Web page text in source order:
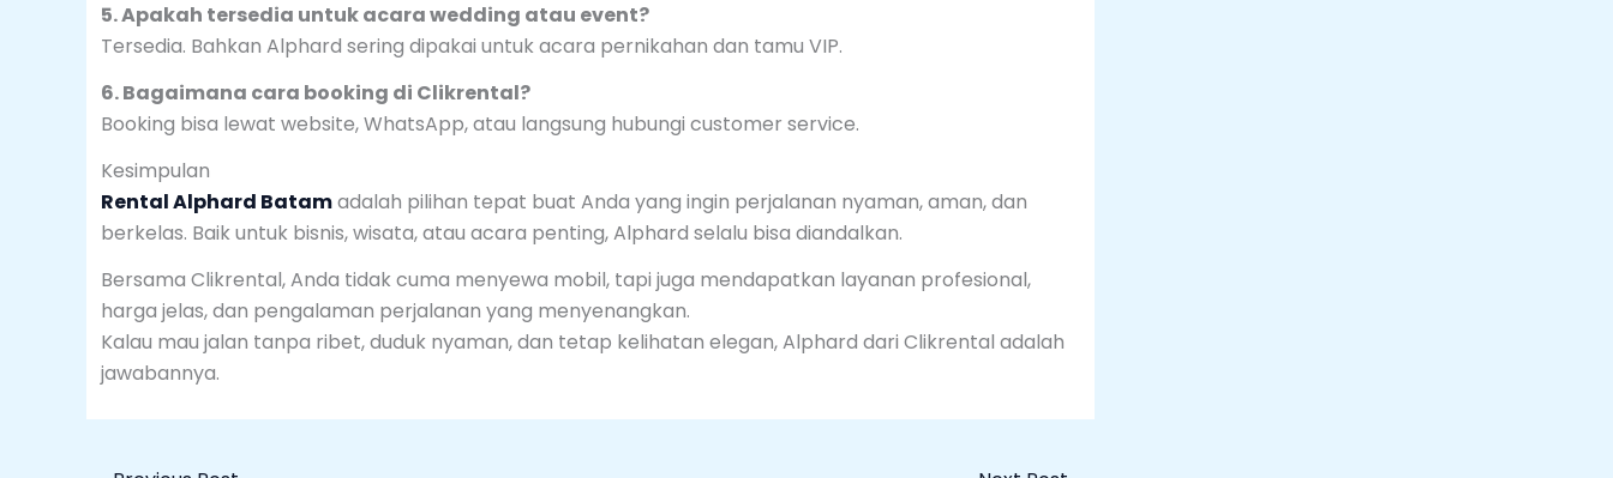
5. Apakah tersedia untuk acara wedding atau event?
Tersedia. Bahkan Alphard sering dipakai untuk acara pernikahan dan tamu VIP.
6. Bagaimana cara booking di Clikrental?
Booking bisa lewat website, WhatsApp, atau langsung hubungi customer service.
Kesimpulan
Rental Alphard Batamadalah pilihan tepat buat Anda yang ingin perjalanan nyaman, aman, dan
berkelas. Baik untuk bisnis, wisata, atau acara penting, Alphard selalu bisa diandalkan.
Bersama Clikrental, Anda tidak cuma menyewa mobil, tapi juga mendapatkan layanan profesional,
harga jelas, dan pengalaman perjalanan yang menyenangkan.
Kalau mau jalan tanpa ribet, duduk nyaman, dan tetap kelihatan elegan, Alphard dari Clikrental adalah
jawabannya.